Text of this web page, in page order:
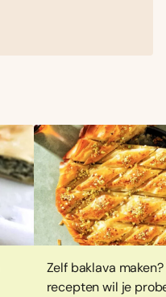
Zelf baklava
recepten wil je